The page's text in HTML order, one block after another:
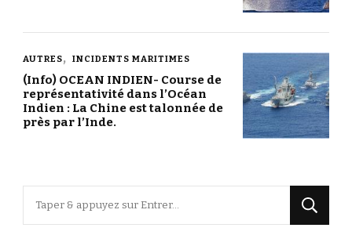
AUTRES INCIDENTS MARITIMES
(Info) OCEAN INDIEN- Course de
représentativité dans l’Océan
Indien : La Chine est talonnée de
près par l’Inde.